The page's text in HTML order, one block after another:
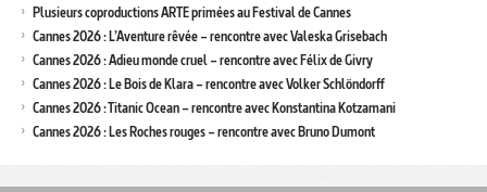
Plusieurs coproductions ARTE primées au Festival de Cannes
Cannes 2026 : L’Aventure rêvée – rencontre avec Valeska Grisebach
Cannes 2026 : Adieu monde cruel – rencontre avec Félix de Givry
Cannes 2026 : Le Bois de Klara – rencontre avec Volker Schlöndorff
Cannes 2026 : Titanic Ocean – rencontre avec Konstantina Kotzamani
Cannes 2026 : Les Roches rouges – rencontre avec Bruno Dumont